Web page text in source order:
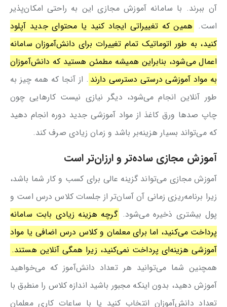
آن ببرند. با سامانه آموزش مجازی این به راحتی امکان‌پذیر
است. همین که تغییراتی ایجاد کنید یا محتوای جدید آپلود
کنید، به طور اتوماتیک تمام تغییرات برای دانش‌آموزان سامانه
اعمال می‌شود، بنابراین همیشه مطمئن هستید که دانش‌آموزان
به مواد آموزشی درستی دسترسی دارند . از آنجا که همه چیز به
طور آنلاین انجام می‌شود، دیگر نیازی نیست کارهایی چون
چاپ صدها ورق کاغذ از مواد آموزشی جدید دوره انجام دهید
که می‌تواند بسیار هزینه‌بر باشد و زمان زیادی صرف کند.
آموزش مجازی ساده‌تر و ارزان‌تر است
آموزش مجازی می‌تواند گزینه عالی برای کسب و کار شما باشد،
زیرا برنامه‌ریزی زمانی آن آسان‌تر از جلسات کلاس درس است و
پول بیشتری ذخیره می‌شود. گرچه هزینه زیادی بابت سامانه
پرداخت می‌کنید، اما برای معلمان و کلاس درس اضافی یا مواد
آموزشی هزینه‌ای پرداخت نمی‌کنید، زیرا همگی آنلاین هستند.
همچنین شما می‌توانید هر تعداد دانش‌آموز که می‌خواهید
آموزش دهید، بدون اینکه مجبور باشید اندازه کلاس را منطبق با
تعداد دانش‌آموزان انتخاب کنید یا با ساعات کاری معلمان